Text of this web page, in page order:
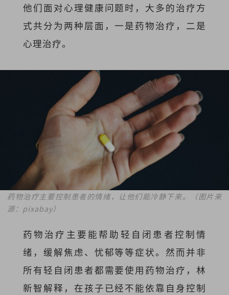
他们面对心理健康问题时，大多的治疗方
式共分为两种层面，一是药物治疗，二是
心理治疗。
药物治疗主要控制患者的情绪，让他们能冷静下来。（图片来
源：pixabay）
药物治疗主要能帮助轻自闭患者控制情
绪，缓解焦虑、忧郁等等症状。然而并非
所有轻自闭患者都需要使用药物治疗，林
新智解释，在孩子已经不能依靠自身控制